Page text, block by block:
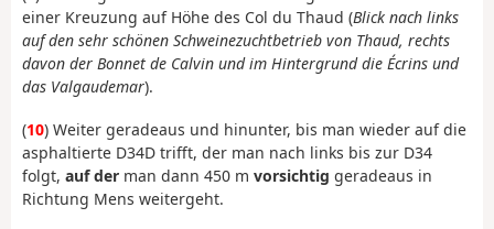
einer Kreuzung auf Höhe des Col du Thaud (Blick nach links
auf den sehr schönen Schweinezuchtbetrieb von Thaud, rechts
davon der Bonnet de Calvin und im Hintergrund die Écrins und
das Valgaudemar).
(10) Weiter geradeaus und hinunter, bis man wieder auf die
asphaltierte D34D trifft, der man nach links bis zur D34
folgt, auf der man dann 450 m vorsichtig geradeaus in
Richtung Mens weitergeht.